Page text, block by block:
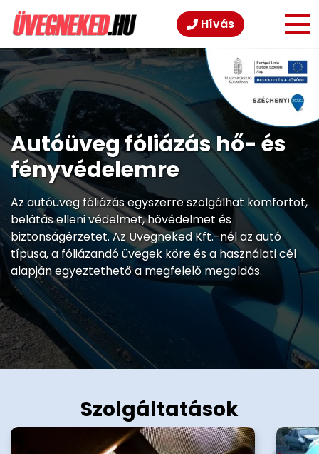
Hívás
Autóüveg fóliázás hő- és
fényvédelemre
Az autóüveg fóliázás egyszerre szolgálhat komfortot,
belátás elleni védelmet, hővédelmet és
biztonságérzetet. Az Üvegneked Kft.-nél az autó
típusa, a fóliázandó üvegek köre és a használati cél
alapján egyeztethető a megfelelő megoldás.
Szolgáltatások